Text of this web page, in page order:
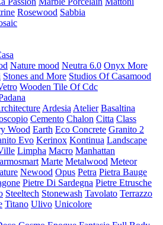
Rosewood Sabbia
Nature mood Neutra 6.0 Onyx More
Stones and More Studios Of Casamood
Wooden Tile Of Cdc
Ardesia Atelier Basaltina
Cemento Chalon Citta Class
Wood Earth Eco Concrete Granito 2
Evo Kerinox Kontinua Landscape
Limpha Macro Manhattan
Marte Metalwood Meteor
Newood Opus Petra Pietra Bauge
Pietre Di Sardegna Pietre Etrusche
Steeltech Stonewash Tavolato Terrazzo
Titano Ulivo Unicolore